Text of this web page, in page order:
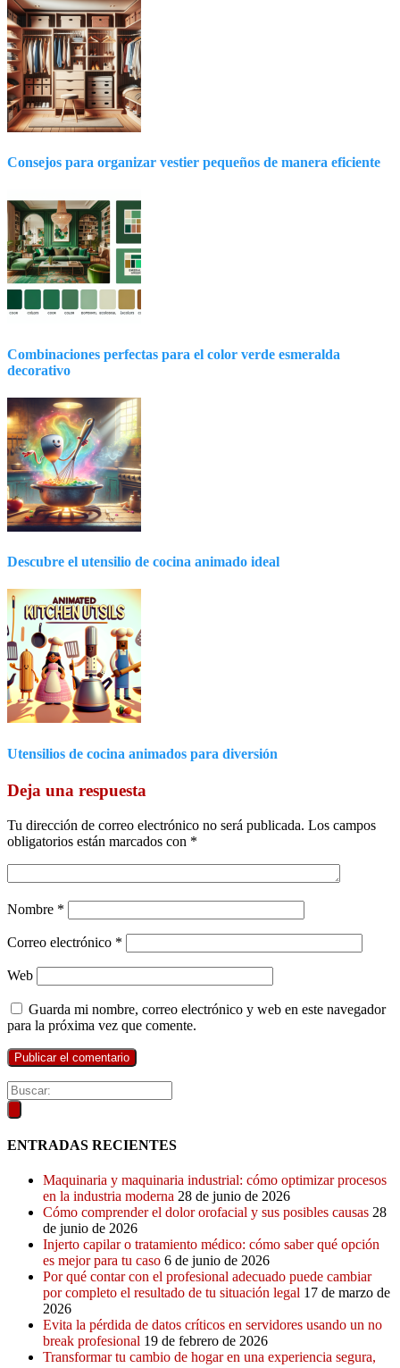
Consejos para organizar vestier pequeños de manera eficiente
Combinaciones perfectas para el color verde esmeralda
decorativo
Descubre el utensilio de cocina animado ideal
Utensilios de cocina animados para diversión
Deja una respuesta
Tu dirección de correo electrónico no será publicada. Los campos
obligatorios están marcados con *
Nombre *
Correo electrónico *
Web
Guarda mi nombre, correo electrónico y web en este navegador
para la próxima vez que comente.
ENTRADAS RECIENTES
Maquinaria y maquinaria industrial: cómo optimizar procesos
en la industria moderna 28 de junio de 2026
Cómo comprender el dolor orofacial y sus posibles causas 28
de junio de 2026
Injerto capilar o tratamiento médico: cómo saber qué opción
es mejor para tu caso 6 de junio de 2026
Por qué contar con el profesional adecuado puede cambiar
por completo el resultado de tu situación legal 17 de marzo de
2026
Evita la pérdida de datos críticos en servidores usando un no
break profesional 19 de febrero de 2026
Transformar tu cambio de hogar en una experiencia segura,